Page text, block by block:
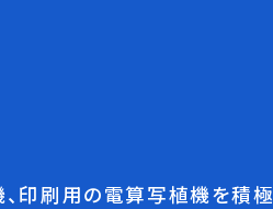
印刷用の電算写植機を積極